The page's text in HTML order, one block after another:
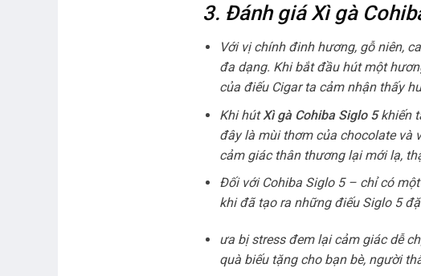
3. Đánh giá Xì gà
Với vị chính đinh hương, gỗ niên,
đa dạng. Khi bắt đầu hút một
của điếu Cigar ta cảm nhận thấy
Khi hútXì gà Cohiba Siglo 5khiến
đây là mùi thơm của chocolate và
cảm giác thân thương lại mới lạ,
Đối với Cohiba Siglo 5 – chỉ có
khi đã tạo ra những điếu Siglo 5
ưa bị stress đem lại cảm giác dễ
quà biếu tặng cho bạn bè, người